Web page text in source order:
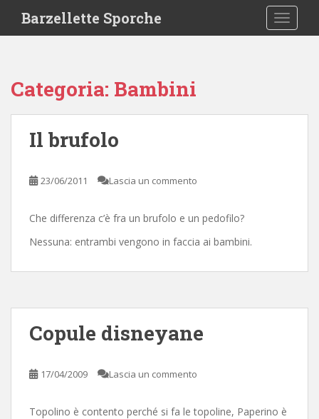
i
Barzellette Sporche
Categoria: Bambini
Il brufolo
23/06/2011 Lascia un commento
Che differenza c’è fra un brufolo e un pedofilo?
Nessuna: entrambi vengono in faccia ai bambini.
Copule disneyane
17/04/2009 Lascia un commento
Topolino è contento perché si fa le topoline, Paperino è